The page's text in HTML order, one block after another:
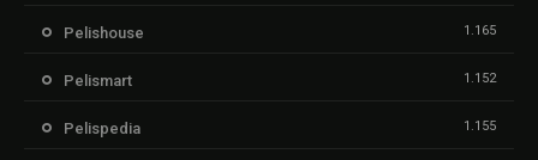
Pelishouse 1.165
Pelismart 1.152
Pelispedia 1.155